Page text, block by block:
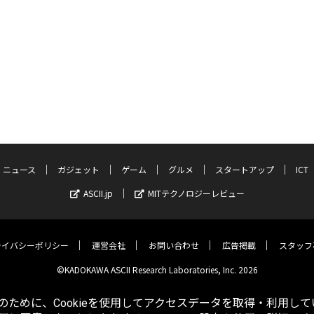
ニュース ガジェット ゲーム グルメ スタートアップ ICT
ASCII.jp
MITテクノロジーレビュー
バシーポリシー 運営会社 お問い合わせ 広告掲載 スタッ
©KADOKAWA ASCII Research Laboratories, Inc. 2026
めに、Cookieを使用してアクセスデータを取得・利用して